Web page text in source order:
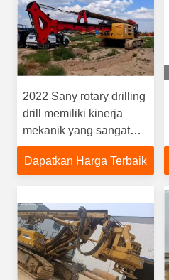
2022 Sany rotary drilling
drill memiliki kinerja
mekanik yang sangat
baik, operasi sederhana
dan mudah digunakan
Dapatkan Harga Terbaik